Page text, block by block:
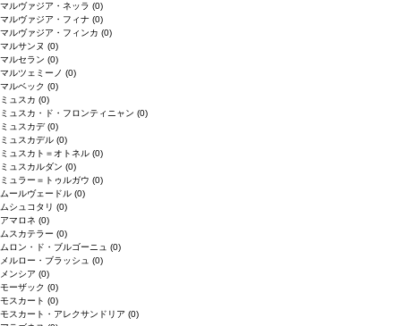
マルヴァジア・ネッラ (0)
マルヴァジア・フィナ (0)
マルヴァジア・フィンカ (0)
マルサンヌ (0)
マルセラン (0)
マルツェミーノ (0)
マルベック (0)
ミュスカ (0)
ミュスカ・ド・フロンティニャン (0)
ミュスカデ(0)
ミュスカデル (0)
ミュスカト＝オトネル (0)
ミュスカルダン (0)
ミュラー＝トゥルガウ (0)
ムールヴェードル (0)
ムシュコタリ (0)
アマロネ (0)
ムスカテラー (0)
ムロン・ド・ブルゴーニュ (0)
メルロー・ブラッシュ (0)
メンシア (0)
モーザック (0)
モスカート (0)
モスカート・アレクサンドリア (0)